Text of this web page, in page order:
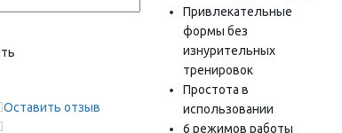
Оставить отзыв
Привлекательные
формы без
изнурительных
тренировок
Простота в
использовании
6 режимов работы